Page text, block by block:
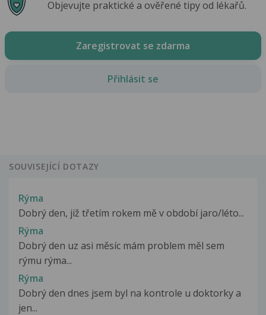
Objevujte praktické a ověřené tipy od lékařů.
Zaregistrovat se zdarma
Přihlásit se
SOUVISEJÍCÍ DOTAZY
Rýma
Dobrý den, již třetím rokem mě v období jaro/léto...
Rýma
Dobrý den uz asi měsíc mám problem měl sem
rýmu rýma...
Rýma
Dobrý den dnes jsem byl na kontrole u doktorky a
jen...